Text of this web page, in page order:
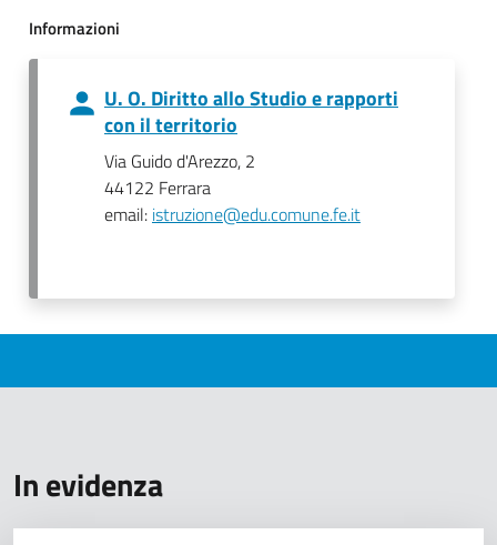
Informazioni
U. O. Diritto allo Studio e rapporti
con il territorio
Via Guido d'Arezzo, 2
44122 Ferrara
email: istruzione@edu.comune.fe.it
In evidenza